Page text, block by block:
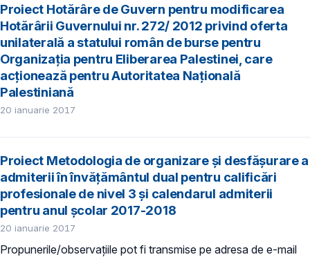
Proiect Hotărâre de Guvern pentru modificarea
Hotărârii Guvernului nr. 272/ 2012 privind oferta
unilaterală a statului român de burse pentru
Organizația pentru Eliberarea Palestinei, care
acționează pentru Autoritatea Națională
Palestiniană
20 ianuarie 2017
Proiect Metodologia de organizare şi desfăşurare a
admiterii în învăţământul dual pentru calificări
profesionale de nivel 3 şi calendarul admiterii
pentru anul școlar 2017-2018
20 ianuarie 2017
Propunerile/observaţiile pot fi transmise pe adresa de e-mail